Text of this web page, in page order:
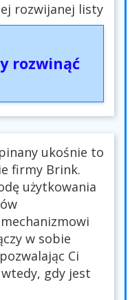
rozwijanej listy
rozwinąć
ukośnie to
firmy Brink.
użytkowania
w sobie
Ci
gdy jest